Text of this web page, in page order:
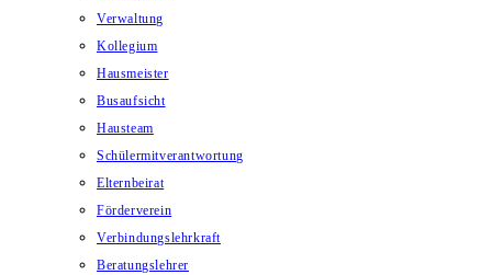
Verwaltung
Kollegium
Hausmeister
Busaufsicht
Hausteam
Schülermitverantwortung
Elternbeirat
Förderverein
Verbindungslehrkraft
Beratungslehrer